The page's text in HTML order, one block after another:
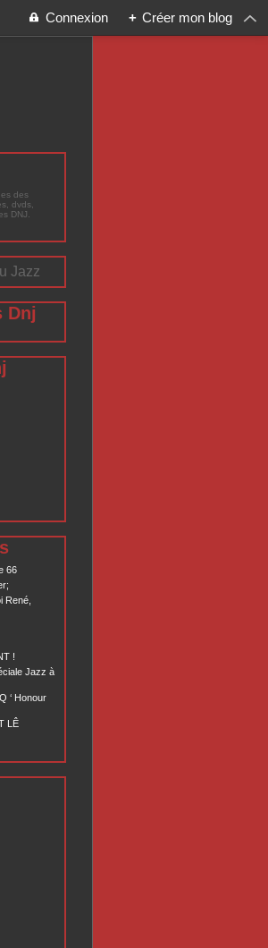
Connexion + Créer mon blog
des
dvds,
DNJ.
Jazz
Dnj
66
René,
!
Jazz à
‘ Honour
LÊ